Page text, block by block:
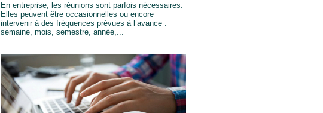
En entreprise, les réunions sont parfois nécessaires.
Elles peuvent être occasionnelles ou encore
intervenir à des fréquences prévues à l’avance :
semaine, mois, semestre, année,...